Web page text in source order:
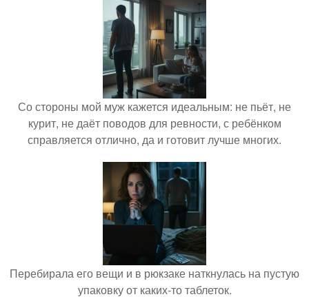
Со стороны мой муж кажется идеальным: не пьёт, не
курит, не даёт поводов для ревности, с ребёнком
справляется отлично, да и готовит лучше многих.
Перебирала его вещи и в рюкзаке наткнулась на пустую
упаковку от каких-то таблеток.